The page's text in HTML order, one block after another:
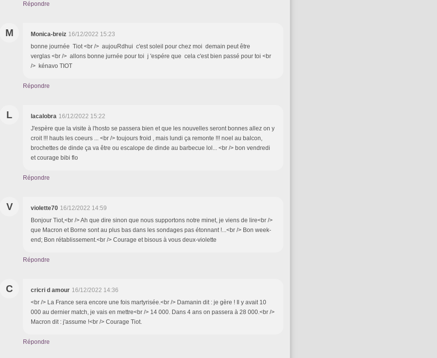
Répondre
M Monica-breiz 16/12/2022 15:23
bonne journée Tiot <br /> aujouRdhui c'est soleil pour chez moi demain peut être
verglas <br /> allons bonne jurnée pour toi j 'espére que cela c'est bien passé pour toi <br
/> kénavo TIOT
Répondre
L lacalobra 16/12/2022 15:22
J'espère que la visite à l'hosto se passera bien et que les nouvelles seront bonnes allez on y
croit !!! hauts les coeurs ... <br /> toujours froid , mais lundi ça remonte !!! noel au balcon,
brochettes de dinde ça va être ou escalope de dinde au barbecue lol... <br /> bon vendredi
et courage bibi flo
Répondre
V violette70 16/12/2022 14:59
Bonjour Tiot,<br /> Ah que dire sinon que nous supportons notre minet, je viens de lire<br />
que Macron et Borne sont au plus bas dans les sondages pas étonnant !...<br /> Bon week-
end; Bon rétablissement.<br /> Courage et bisous à vous deux-violette
Répondre
C cricri d amour 16/12/2022 14:36
<br /> La France sera encore une fois martyrisée.<br /> Damanin dit : je gère ! Il y avait 10
000 au dernier match, je vais en mettre<br /> 14 000. Dans 4 ans on passera à 28 000.<br />
Macron dit : j'assume !<br /> Courage Tiot.
Répondre